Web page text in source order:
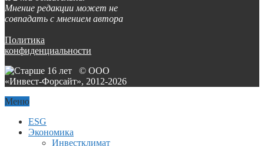
Мнение редакции может не
совпадать с мнением автора
Политика
конфиденциальности
© ООО
«Инвест-Форсайт», 2012-2026
Меню
ESG
Экономика
Инвестклимат